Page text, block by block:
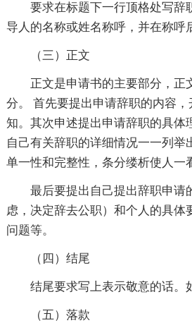
要求在标题下一行顶格处写辞
导人的名称或姓名称呼，并在称呼
（三）正文
正文是申请书的主要部分，正
分。 首先要提出申请辞职的内容
知。其次申述提出申请辞职的具体
自己有关辞职的详细情况一一列举
单一性和完整性，条分缕析使人一
最后要提出自己提出辞职申请
虑，决定辞去公职）和个人的具体
问题等。
（四）结尾
结尾要求写上表示敬意的话。
（五）落款